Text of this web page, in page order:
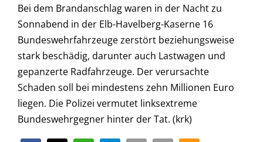
Bei dem Brandanschlag waren in der Nacht zu
Sonnabend in der Elb-Havelberg-Kaserne 16
Bundeswehrfahrzeuge zerstört beziehungsweise
stark beschädig, darunter auch Lastwagen und
gepanzerte Radfahrzeuge. Der verursachte
Schaden soll bei mindestens zehn Millionen Euro
liegen. Die Polizei vermutet linksextreme
Bundeswehrgegner hinter der Tat. (krk)